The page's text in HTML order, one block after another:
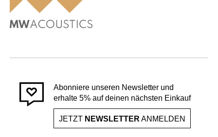
Abonniere unseren Newsletter und
erhalte 5% auf deinen nächsten Einkauf
JETZT NEWSLETTER ANMELDEN